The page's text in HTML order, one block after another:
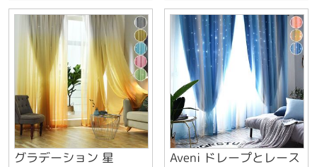
グラデーション 星
Aveni ドレープとレース